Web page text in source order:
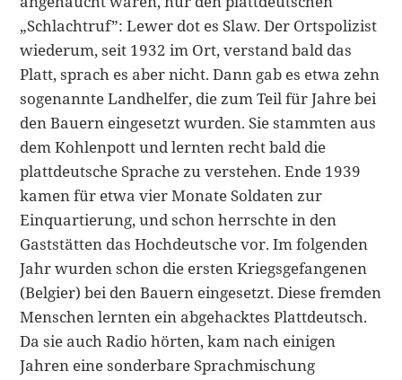
„Schlachtruf”: Lewer dot es Slaw. Der Orts­polizist
wiederum, seit 1932 im Ort, verstand bald das
Platt, sprach es aber nicht. Dann gab es etwa zehn
sogenannte Landhelfer, die zum Teil für Jahre bei
den Bau­ern eingesetzt wurden. Sie stammten aus
dem Kohlenpott und lernten recht bald die
plattdeutsche Sprache zu verstehen. Ende 1939
kamen für etwa vier Monate Soldaten zur
Einquartierung, und schon herrschte in den
Gaststätten das Hoch­deutsche vor. Im folgenden
Jahr wurden schon die ersten Kriegsgefangenen
(Bel­gier) bei den Bauern eingesetzt. Diese fremden
Menschen lernten ein abgehacktes Plattdeutsch.
Da sie auch Radio hörten, kam nach einigen
Jahren eine sonderbare Sprachmischung